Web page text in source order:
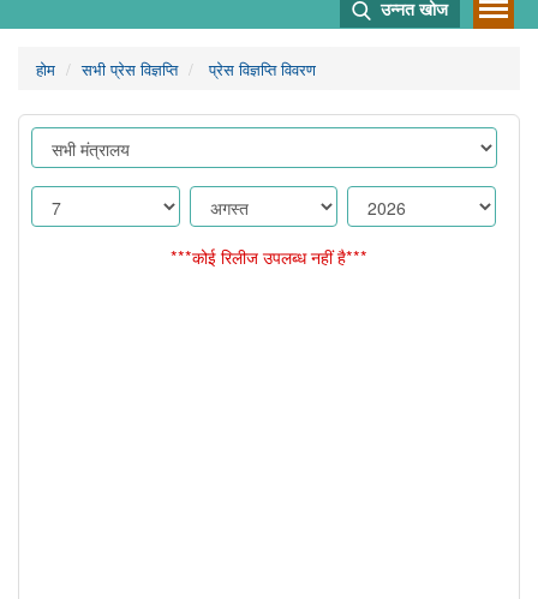
उन्नत खोज
होम सभी प्रेस विज्ञप्ति प्रेस विज्ञप्ति विवरण
***कोई रिलीज उपलब्ध नहीं है***